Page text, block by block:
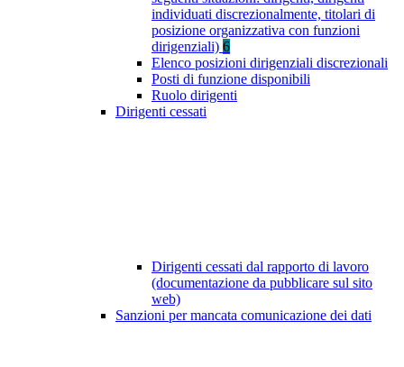
individuati discrezionalmente, titolari di
posizione organizzativa con funzioni
dirigenziali) 6
Elenco posizioni dirigenziali discrezionali
Posti di funzione disponibili
Ruolo dirigenti
Dirigenti cessati
Dirigenti cessati dal rapporto di lavoro
(documentazione da pubblicare sul sito
web)
Sanzioni per mancata comunicazione dei dati